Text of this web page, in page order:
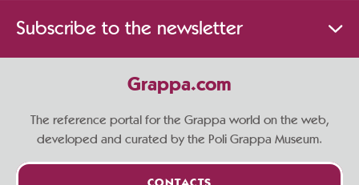
Subscribe to the newsletter
Grappa.com
The reference portal for the Grappa world on the web,
developed and curated by the Poli Grappa Museum.